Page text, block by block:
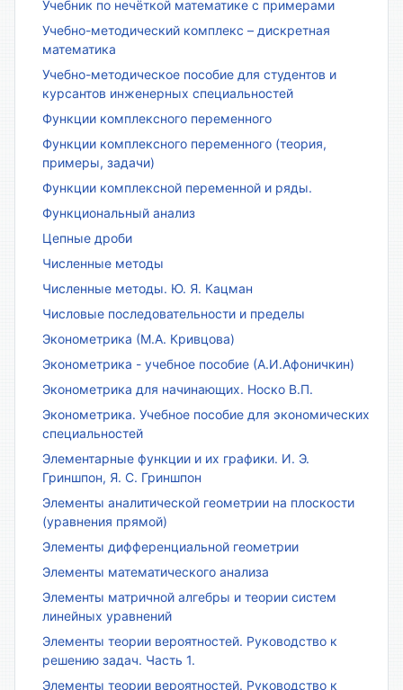
Учебник по нечёткой математике с примерами
Учебно-методический комплекс – дискретная
математика
Учебно-методическое пособие для студентов и
курсантов инженерных специальностей
Функции комплексного переменного
Функции комплексного переменного (теория,
примеры, задачи)
Функции комплексной переменной и ряды.
Функциональный анализ
Цепные дроби
Численные методы
Численные методы. Ю. Я. Кацман
Числовые последовательности и пределы
Эконометрика (М.А. Кривцова)
Эконометрика - учебное пособие (А.И.Афоничкин)
Эконометрика для начинающих. Носко В.П.
Эконометрика. Учебное пособие для экономических
специальностей
Элементарные функции и их графики. И. Э.
Гриншпон, Я. С. Гриншпон
Элементы аналитической геометрии на плоскости
(уравнения прямой)
Элементы дифференциальной геометрии
Элементы математического анализа
Элементы матричной алгебры и теории систем
линейных уравнений
Элементы теории вероятностей. Руководство к
решению задач. Часть 1.
Элементы теории вероятностей. Руководство к